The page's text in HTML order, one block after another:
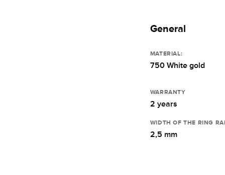
General
MATERIAL:
750 White gold
WARRANTY
2 years
WIDTH OF THE RING
2,5 mm